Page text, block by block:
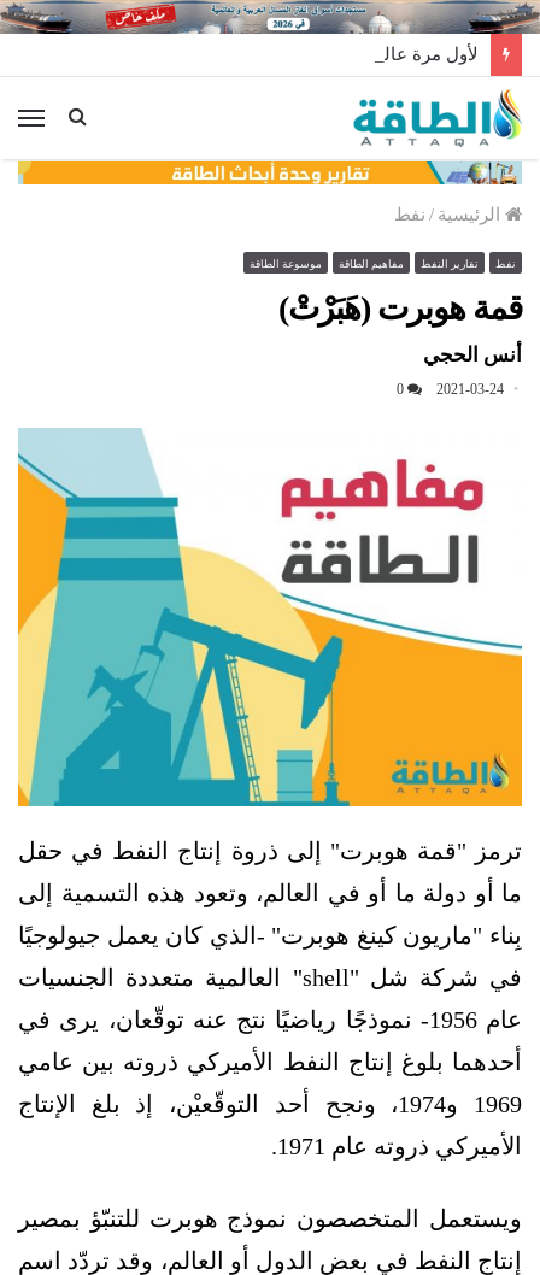
الرئيسية / نفط
نفط تقارير النفط مفاهيم الطاقة موسوعة الطاقة
قمة هوبرت (هَبَرْتْ)
أنس الحجي
2021-03-24
0
ترمز "قمة هوبرت" إلى ذروة إنتاج النفط في حقل
ما أو دولة ما أو في العالم، وتعود هذه التسمية إلى
بِناء "ماريون كينغ هوبرت" -الذي كان يعمل جيولوجيًا
في شركة شل "shell" العالمية متعددة الجنسيات
عام 1956- نموذجًا رياضيًا نتج عنه توقّعان، يرى في
أحدهما بلوغ إنتاج النفط الأميركي ذروته بين عامي
1969 و1974، ونجح أحد التوقّعيْن، إذ بلغ الإنتاج
الأميركي ذروته عام 1971.
ويستعمل المتخصصون نموذج هوبرت للتنبّؤ بمصير
إنتاج النفط في بعض الدول أو العالم، وقد تردّد اسم